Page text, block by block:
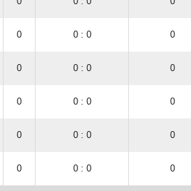
0 0 : 0 0
0 0 : 0 0
0 0 : 0 0
0 0 : 0 0
0 0 : 0 0